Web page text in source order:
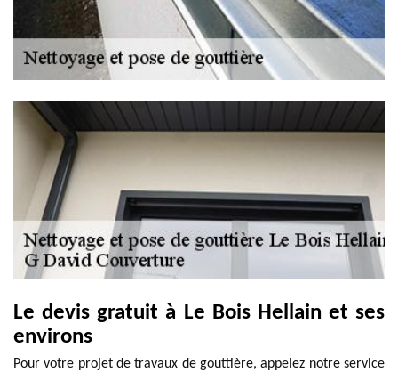
Le devis gratuit à Le Bois Hellain et ses
environs
Pour votre projet de travaux de gouttière, appelez notre service